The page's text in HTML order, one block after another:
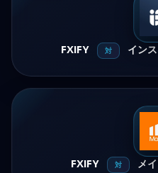
FXIFY 対 イン
FXIFY 対 メ